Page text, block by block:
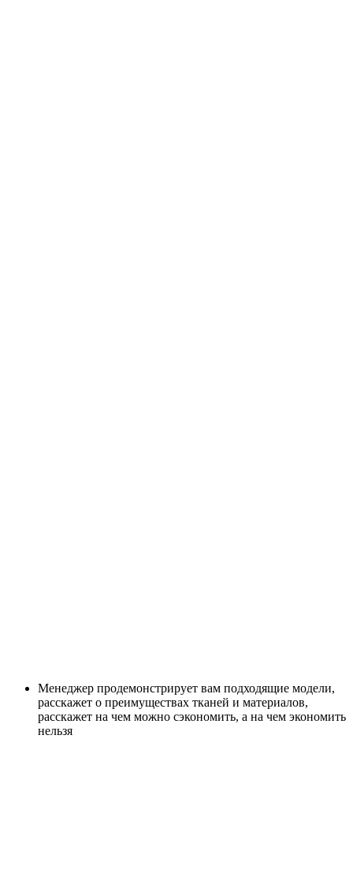
Менеджер продемонстрирует вам подходящие модели,
расскажет о преимуществах тканей и материалов,
расскажет на чем можно сэкономить, а на чем экономить
нельзя